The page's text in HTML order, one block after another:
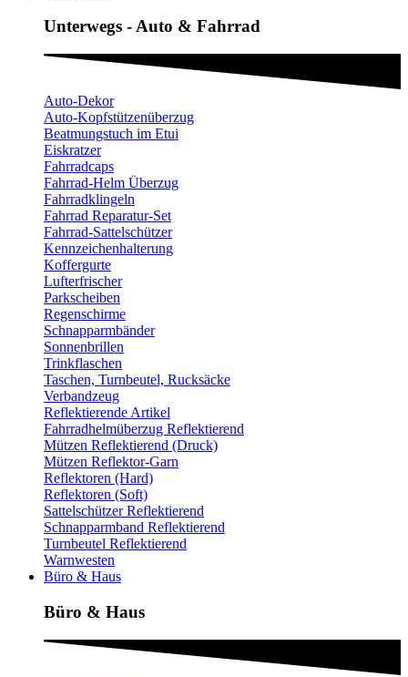
Unterwegs - Auto & Fahrrad
Auto-Dekor
Auto-Kopfstützenüberzug
Beatmungstuch im Etui
Eiskratzer
Fahrradcaps
Fahrrad-Helm Überzug
Fahrradklingeln
Fahrrad Reparatur-Set
Fahrrad-Sattelschützer
Kennzeichenhalterung
Koffergurte
Lufterfrischer
Parkscheiben
Regenschirme
Schnapparmbänder
Sonnenbrillen
Trinkflaschen
Taschen, Turnbeutel, Rucksäcke
Verbandzeug
Reflektierende Artikel
Fahrradhelmüberzug Reflektierend
Mützen Reflektierend (Druck)
Mützen Reflektor-Garn
Reflektoren (Hard)
Reflektoren (Soft)
Sattelschützer Reflektierend
Schnapparmband Reflektierend
Turnbeutel Reflektierend
Warnwesten
Büro & Haus
Büro & Haus